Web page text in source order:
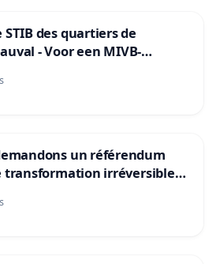
des quartiers de
- Voor een MIVB-
Strombeek en Het
un référendum
transformation irréversible